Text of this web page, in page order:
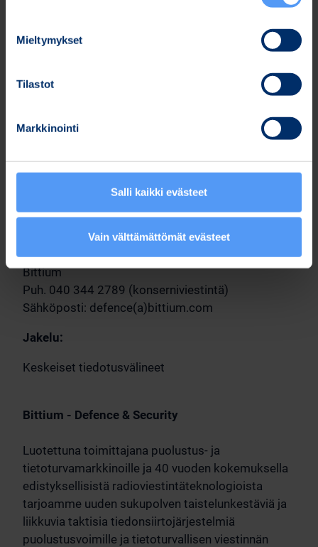
Mieltymykset
Tilastot
Markkinointi
Salli kaikki evästeet
Vain välttämättömät evästeet
Bittium SafeMove® tarjoaa käyttäjälleen selkeyttä.
standardikokonaisuus ja täysi suvereniteetti
https://www.bittium.com/defence-
Bittium on esillä Eurosatory-messuilla, osasto
G146, halli 6.
Tommi Kangas
Defence & Security -liiketoimintasegmentin johtaja,
Bittium
Puh. 040 344 2789 (konserniviestintä)
Sähköposti: defence(a)bittium.com
Jakelu:
Keskeiset tiedotusvälineet
Bittium - Defence & Security
Luotettuna toimittajana puolustus- ja
tietoturvamarkkinoille ja 40 vuoden kokemuksella
edistyksellisistä radioviestintäteknologioista
tarjoamme uuden sukupolven taistelunkestäviä ja
liikkuvia taktisia tiedonsiirtojärjestelmiä
puolustusvoimille ja tietoturvallisen viestinnän